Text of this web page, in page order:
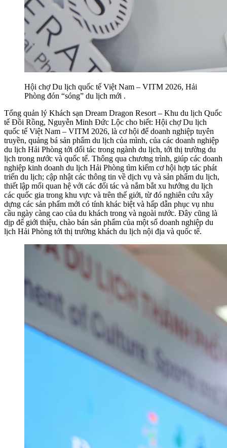
Hội chợ Du lịch quốc tế Việt Nam – VITM 2026, Hải
Phòng đón “sóng” du lịch mới .
Tổng quản lý Khách sạn Dream Dragon Resort – Khu du lịch Quốc
tế Đồi Rồng, Nguyễn Minh Đức Lộc cho biết: Hội chợ Du lịch
quốc tế Việt Nam – VITM 2026, là cơ hội để doanh nghiệp tuyên
truyền, quảng bá sản phẩm du lịch của mình, của các doanh nghiệp
du lịch Hải Phòng tới đối tác trong ngành du lịch, tới thị trường du
lịch trong nước và quốc tế. Thông qua chương trình, giúp các doanh
nghiệp kinh doanh du lịch Hải Phòng tìm kiếm cơ hội hợp tác phát
triển du lịch; cập nhật các thông tin về dịch vụ và sản phẩm du lịch,
thiết lập mối quan hệ với các đối tác và nắm bắt xu hướng du lịch
các quốc gia trong khu vực và trên thế giới, từ đó nghiên cứu xây
dựng các sản phẩm mới có tính khác biệt và hấp dẫn phục vụ nhu
cầu ngày càng cao của du khách trong và ngoài nước. Đây cũng là
dịp để giới thiệu, chào bán sản phẩm của một số doanh nghiệp du
lịch Hải Phòng tới thị trường khách du lịch nội địa và quốc tế.